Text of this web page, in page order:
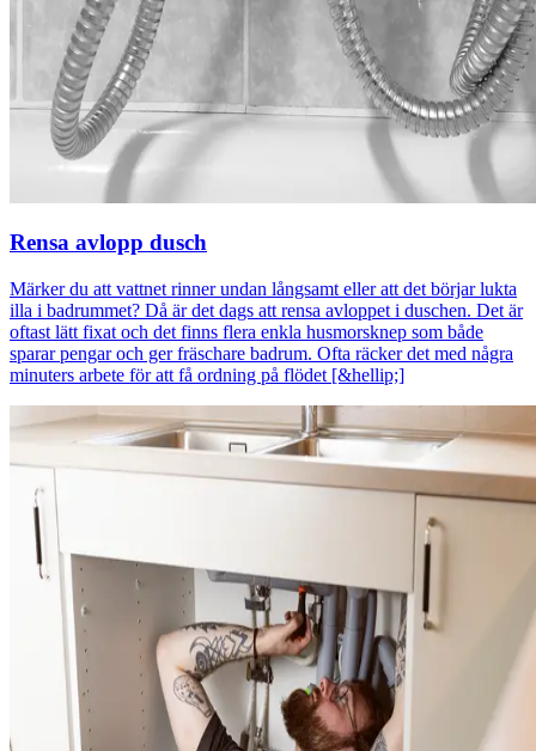
Rensa avlopp dusch
Märker du att vattnet rinner undan långsamt eller att det börjar lukta
illa i badrummet? Då är det dags att rensa avloppet i duschen. Det är
oftast lätt fixat och det finns flera enkla husmorsknep som både
sparar pengar och ger fräschare badrum. Ofta räcker det med några
minuters arbete för att få ordning på flödet [&hellip;]